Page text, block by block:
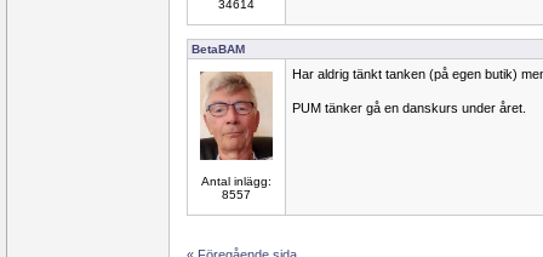
34614
BetaBAM
Antal inlägg:
8557
Har aldrig tänkt tanken (på egen butik)
PUM tänker gå en danskurs under året.